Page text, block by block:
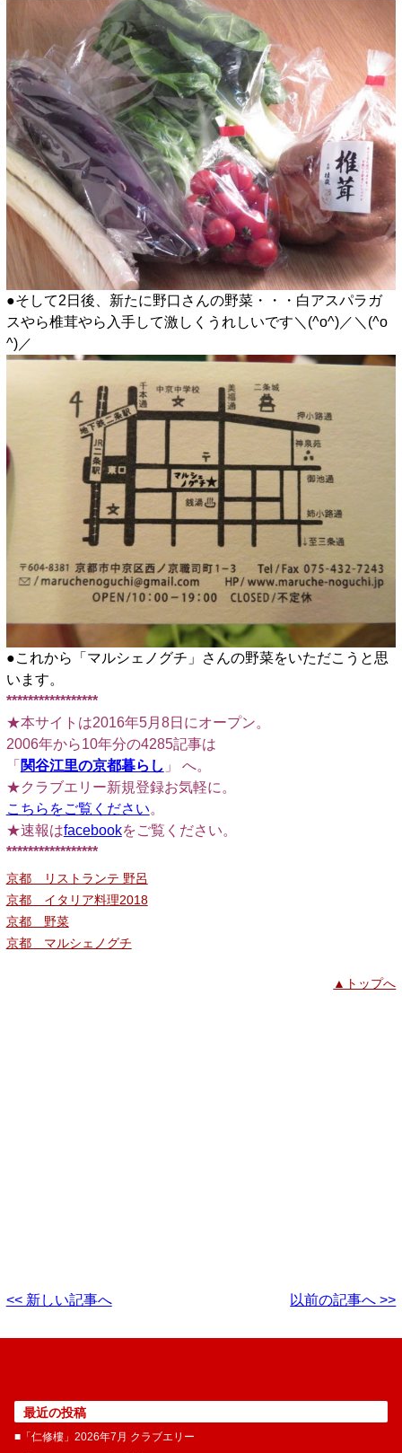
●そして2日後、新たに野口さんの野菜・・・白アスパラガ
スやら椎茸やら入手して激しくうれしいです＼(^o^)／＼(^o
^)／
●これから「マルシェノグチ」さんの野菜をいただこうと思
います。
*****************
★本サイトは2016年5月8日にオープン。
2006年から10年分の4285記事は
「 関谷江里の京都暮らし 」 へ。
★クラブエリー新規登録お気軽に。
こちらをご覧ください。
★速報はfacebookをご覧ください。
*****************
京都 リストランテ 野呂
京都 イタリア料理2018
京都 野菜
京都 マルシェノグチ
▲トップへ
<< 新しい記事へ 以前の記事へ >>
最近の投稿
■「仁修樓」2026年7月 クラブエリー